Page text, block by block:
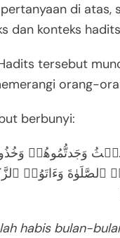
di atas,
dan konteks
tersebut
orang-
berbunyi:
وَجَدتُّمُوهُمۡ
وَءَاتَوُا۟
habis bulan-